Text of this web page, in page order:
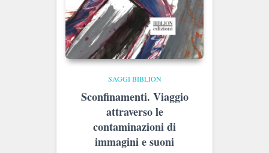
SAGGI BIBLION
Sconfinamenti. Viaggio
attraverso le
contaminazioni di
immagini e suoni